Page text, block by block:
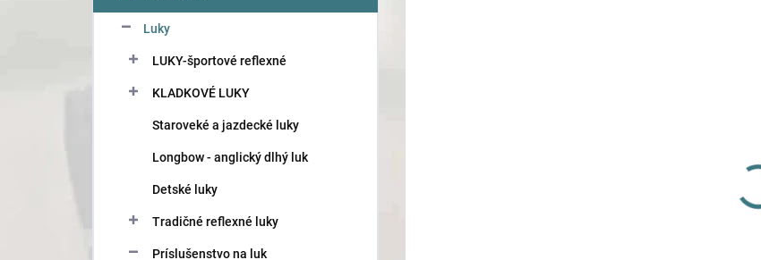
č
kategórie
Luky
LUKY-športové reflexné
KLADKOVÉ LUKY
Staroveké a jazdecké luky
Longbow - anglický dlhý luk
Detské luky
Tradičné reflexné luky
Príslušenstvo na luk